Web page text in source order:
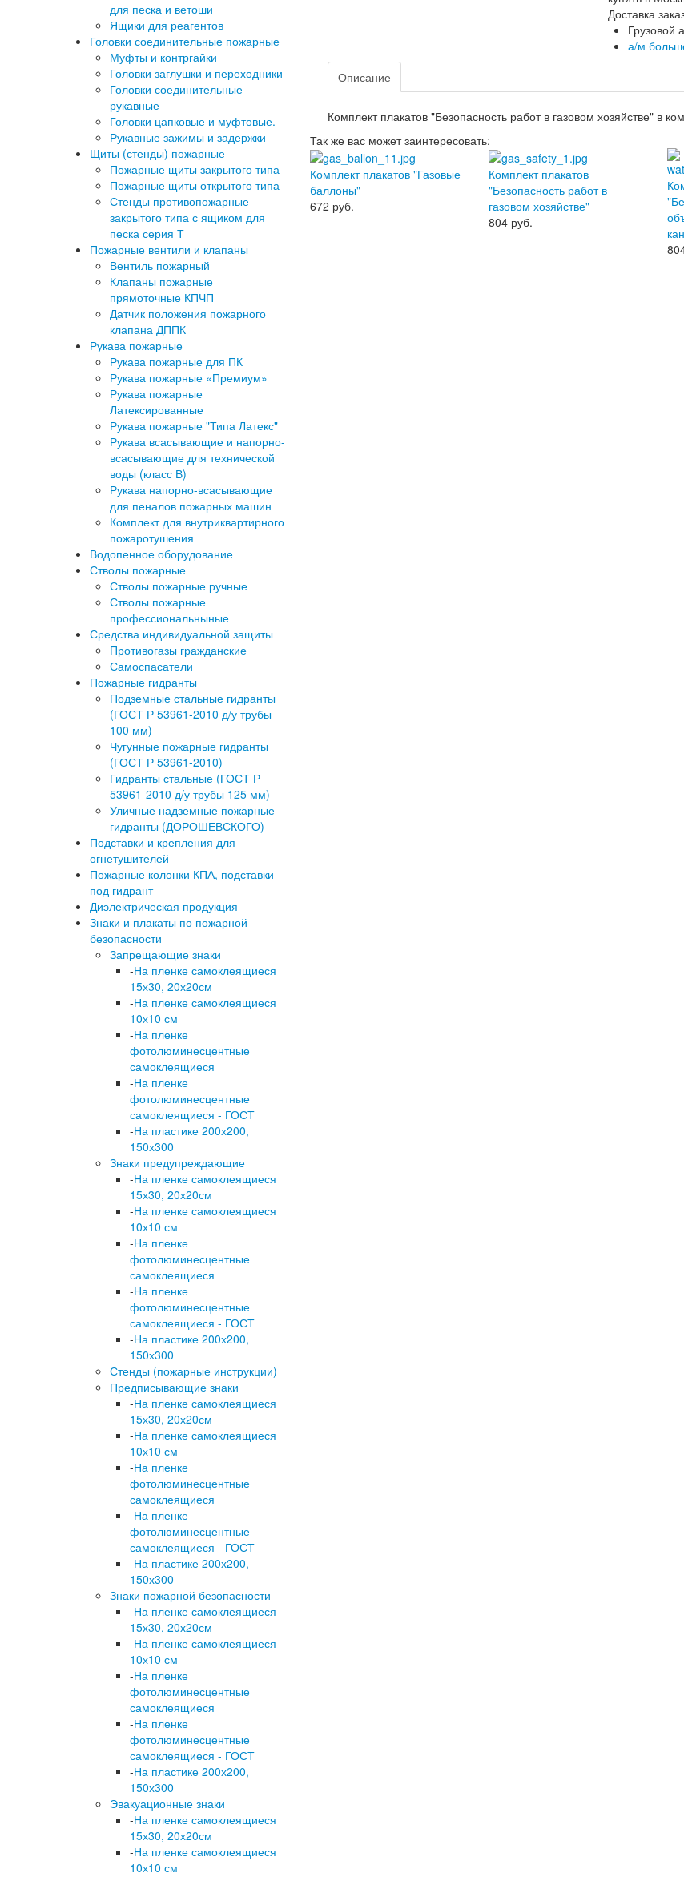
для песка и ветоши
Ящики для реагентов
Головки соединительные пожарные
Муфты и контргайки
Головки заглушки и переходники
Головки соединительные
рукавные
Головки цапковые и муфтовые.
Рукавные зажимы и задержки
Щиты (стенды) пожарные
Пожарные щиты закрытого типа
Пожарные щиты открытого типа
Стенды противопожарные
закрытого типа с ящиком для
песка серия Т
Пожарные вентили и клапаны
Вентиль пожарный
Клапаны пожарные
прямоточные КПЧП
Датчик положения пожарного
клапана ДППК
Рукава пожарные
Рукава пожарные для ПК
Рукава пожарные «Премиум»
Рукава пожарные
Латексированные
Рукава пожарные "Типа Латекс"
Рукава всасывающие и напорно-
всасывающие для технической
воды (класс В)
Рукава напорно-всасывающие
для пеналов пожарных машин
Комплект для внутриквартирного
пожаротушения
Водопенное оборудование
Стволы пожарные
Стволы пожарные ручные
Стволы пожарные
профессиональныные
Средства индивидуальной защиты
Противогазы гражданские
Самоспасатели
Пожарные гидранты
Подземные стальные гидранты
(ГОСТ Р 53961-2010 д/у трубы
100 мм)
Чугунные пожарные гидранты
(ГОСТ Р 53961-2010)
Гидранты стальные (ГОСТ Р
53961-2010 д/у трубы 125 мм)
Уличные надземные пожарные
гидранты (ДОРОШЕВСКОГО)
Подставки и крепления для
огнетушителей
Пожарные колонки КПА, подставки
под гидрант
Диэлектрическая продукция
Знаки и плакаты по пожарной
безопасности
Запрещающие знаки
-На пленке самоклеящиеся
15х30, 20х20см
-На пленке самоклеящиеся
10х10 см
-На пленке
фотолюминесцентные
самоклеящиеся
-На пленке
фотолюминесцентные
самоклеящиеся - ГОСТ
-На пластике 200х200,
150х300
Знаки предупреждающие
-На пленке самоклеящиеся
15х30, 20х20см
-На пленке самоклеящиеся
10х10 см
-На пленке
фотолюминесцентные
самоклеящиеся
-На пленке
фотолюминесцентные
самоклеящиеся - ГОСТ
-На пластике 200х200,
150х300
Стенды (пожарные инструкции)
Предписывающие знаки
-На пленке самоклеящиеся
15х30, 20х20см
-На пленке самоклеящиеся
10х10 см
-На пленке
фотолюминесцентные
самоклеящиеся
-На пленке
фотолюминесцентные
самоклеящиеся - ГОСТ
-На пластике 200х200,
150х300
Знаки пожарной безопасности
-На пленке самоклеящиеся
15х30, 20х20см
-На пленке самоклеящиеся
10х10 см
-На пленке
фотолюминесцентные
самоклеящиеся
-На пленке
фотолюминесцентные
самоклеящиеся - ГОСТ
-На пластике 200х200,
150х300
Эвакуационные знаки
-На пленке самоклеящиеся
15х30, 20х20см
-На пленке самоклеящиеся
10х10 см
Доставка
Грузовой
а/м
Описание
Комплект плакатов "Безопасность работ в газовом хозяйстве" в
Так же вас может заинтересовать:
Комплект плакатов "Газовые
баллоны"
672 руб.
Комплект плакатов
"Безопасность работ в
газовом хозяйстве"
804 руб.